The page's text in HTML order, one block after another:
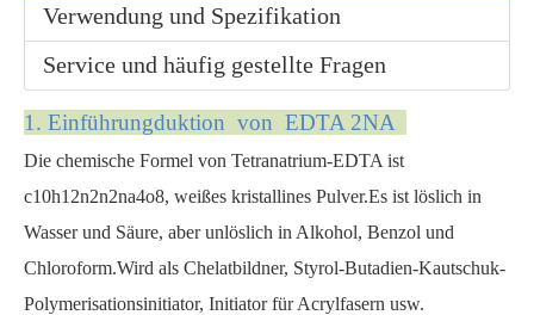
Verwendung und Spezifikation
Service und häufig gestellte Fragen
1. Einführungduktion von EDTA 2NA
Die chemische Formel von Tetranatrium-EDTA ist
c10h12n2n2na4o8, weißes kristallines Pulver.Es ist löslich in
Wasser und Säure, aber unlöslich in Alkohol, Benzol und
Chloroform.Wird als Chelatbildner, Styrol-Butadien-Kautschuk-
Polymerisationsinitiator, Initiator für Acrylfasern usw.